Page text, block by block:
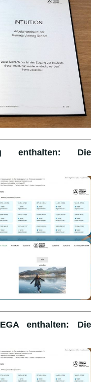
enthalten: Die
enthalten: Die